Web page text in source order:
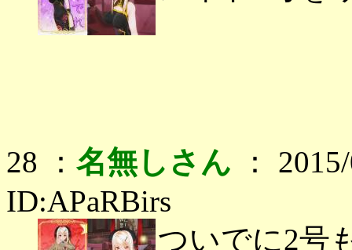
28 ： 名無しさん ：
ID:APaRBirs
ついでに2号